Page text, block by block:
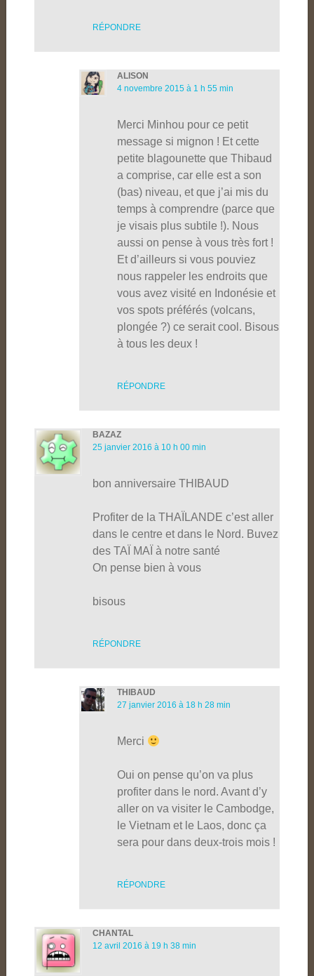
RÉPONDRE
ALISON
4 novembre 2015 à 1 h 55 min
Merci Minhou pour ce petit
message si mignon ! Et cette
petite blagounette que Thibaud
a comprise, car elle est a son
(bas) niveau, et que j’ai mis du
temps à comprendre (parce que
je visais plus subtile !). Nous
aussi on pense à vous très fort !
Et d’ailleurs si vous pouviez
nous rappeler les endroits que
vous avez visité en Indonésie et
vos spots préférés (volcans,
plongée ?) ce serait cool. Bisous
à tous les deux !
RÉPONDRE
BAZAZ
25 janvier 2016 à 10 h 00 min
bon anniversaire THIBAUD
Profiter de la THAÏLANDE c’est aller
dans le centre et dans le Nord. Buvez
des TAÏ MAÏ à notre santé
On pense bien à vous
bisous
RÉPONDRE
THIBAUD
27 janvier 2016 à 18 h 28 min
Merci
Oui on pense qu’on va plus
profiter dans le nord. Avant d’y
aller on va visiter le Cambodge,
le Vietnam et le Laos, donc ça
sera pour dans deux-trois mois !
RÉPONDRE
CHANTAL
12 avril 2016 à 19 h 38 min